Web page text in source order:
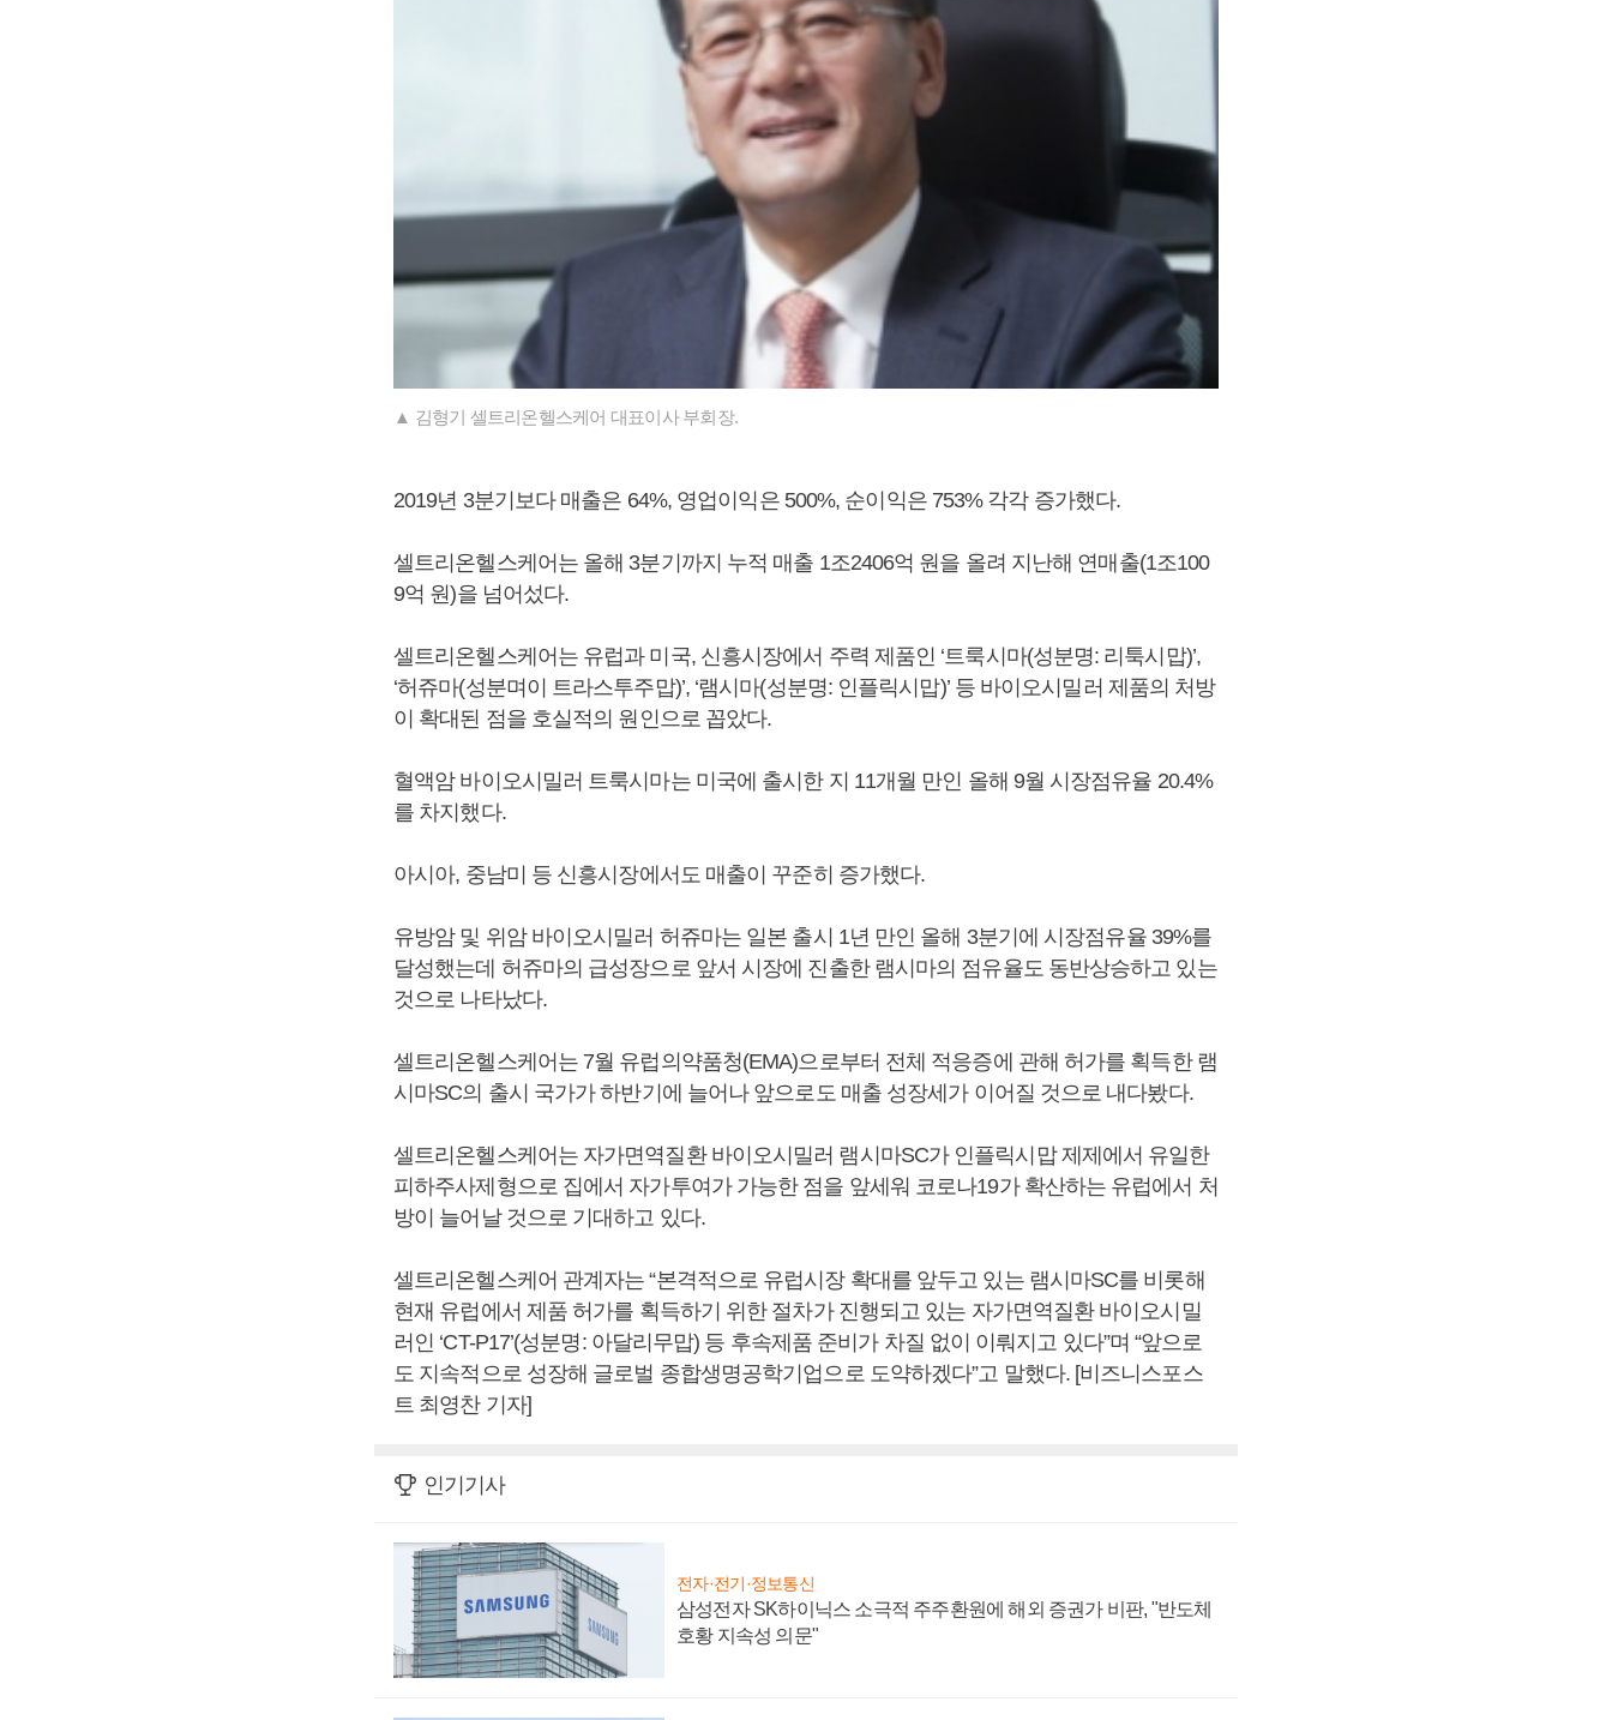
▲ 김형기 셀트리온헬스케어 대표이사 부회장.
2019년 3분기보다 매출은 64%, 영업이익은 500%, 순이익은 753% 각각 증가했다.
셀트리온헬스케어는 올해 3분기까지 누적 매출 1조2406억 원을 올려 지난해 연매출(1조100
9억 원)을 넘어섰다.
셀트리온헬스케어는 유럽과 미국, 신흥시장에서 주력 제품인 ‘트룩시마(성분명: 리툭시맙)’,
‘허쥬마(성분며이 트라스투주맙)’, ‘램시마(성분명: 인플릭시맙)’ 등 바이오시밀러 제품의 처방
이 확대된 점을 호실적의 원인으로 꼽았다.
혈액암 바이오시밀러 트룩시마는 미국에 출시한 지 11개월 만인 올해 9월 시장점유율 20.4%
를 차지했다.
아시아, 중남미 등 신흥시장에서도 매출이 꾸준히 증가했다.
유방암 및 위암 바이오시밀러 허쥬마는 일본 출시 1년 만인 올해 3분기에 시장점유율 39%를
달성했는데 허쥬마의 급성장으로 앞서 시장에 진출한 램시마의 점유율도 동반상승하고 있는
것으로 나타났다.
셀트리온헬스케어는 7월 유럽의약품청(EMA)으로부터 전체 적응증에 관해 허가를 획득한 램
시마SC의 출시 국가가 하반기에 늘어나 앞으로도 매출 성장세가 이어질 것으로 내다봤다.
셀트리온헬스케어는 자가면역질환 바이오시밀러 램시마SC가 인플릭시맙 제제에서 유일한
피하주사제형으로 집에서 자가투여가 가능한 점을 앞세워 코로나19가 확산하는 유럽에서 처
방이 늘어날 것으로 기대하고 있다.
셀트리온헬스케어 관계자는 “본격적으로 유럽시장 확대를 앞두고 있는 램시마SC를 비롯해
현재 유럽에서 제품 허가를 획득하기 위한 절차가 진행되고 있는 자가면역질환 바이오시밀
러인 ‘CT-P17’(성분명: 아달리무맙) 등 후속제품 준비가 차질 없이 이뤄지고 있다”며 “앞으로
도 지속적으로 성장해 글로벌 종합생명공학기업으로 도약하겠다”고 말했다. [비즈니스포스
트 최영찬 기자]
인기기사
전자·전기·정보통신
삼성전자 SK하이닉스 소극적 주주환원에 해외 증권가 비판, "반도체
호황 지속성 의문"